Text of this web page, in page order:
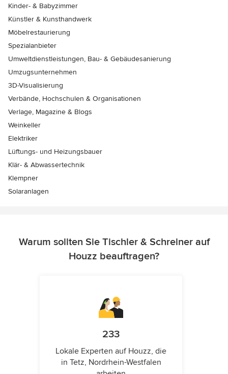
Kinder- & Babyzimmer
Künstler & Kunsthandwerk
Möbelrestaurierung
Spezialanbieter
Umweltdienstleistungen, Bau- & Gebäudesanierung
Umzugsunternehmen
3D-Visualisierung
Verbände, Hochschulen & Organisationen
Verlage, Magazine & Blogs
Weinkeller
Elektriker
Lüftungs- und Heizungsbauer
Klär- & Abwassertechnik
Klempner
Solaranlagen
Warum sollten Sie Tischler & Schreiner auf
Houzz beauftragen?
233
Lokale Experten auf Houzz, die
in Tetz, Nordrhein-Westfalen